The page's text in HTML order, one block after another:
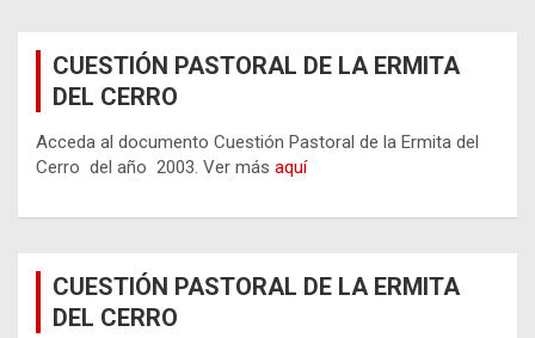
CUESTIÓN PASTORAL DE LA ERMITA
DEL CERRO
Acceda al documento Cuestión Pastoral de la Ermita del
Cerro del año 2003. Ver más aquí
CUESTIÓN PASTORAL DE LA ERMITA
DEL CERRO